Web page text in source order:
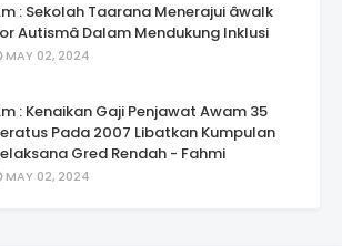
: Sekolah Taarana Menerajui âwalk
Autismâ Dalam Mendukung Inklusi
MAY 02, 2024
: Kenaikan Gaji Penjawat Awam 35
Pada 2007 Libatkan Kumpulan
Gred Rendah - Fahmi
MAY 02, 2024